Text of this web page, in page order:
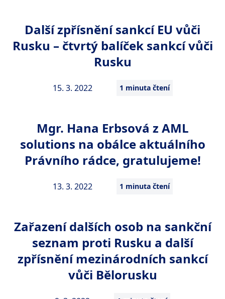
15. 3. 2022 1 minuta čtení
Další zpřísnění sankcí EU vůči
Rusku – čtvrtý balíček sankcí vůči
Rusku
13. 3. 2022 1 minuta čtení
Mgr. Hana Erbsová z AML
solutions na obálce aktuálního
Právního rádce, gratulujeme!
Zařazení dalších osob na sankční
seznam proti Rusku a další
zpřísnění mezinárodních sankcí
vůči Bělorusku